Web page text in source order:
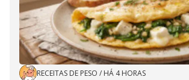
RECEITAS DE PESO / HÁ 4 HORAS